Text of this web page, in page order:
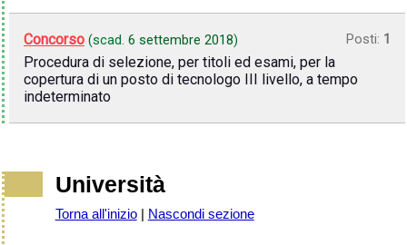
Concorso (scad. 6 settembre 2018) Posti: 1
Procedura di selezione, per titoli ed esami, per la
copertura di un posto di tecnologo III livello, a tempo
indeterminato
Università
Torna all'inizio| Nascondi sezione